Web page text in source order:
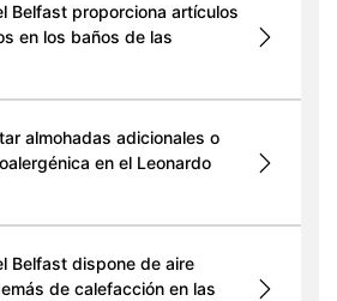
Belfast proporciona artículos
en los baños de las
almohadas adicionales o
en el Leonardo
Belfast dispone de aire
de calefacción en las